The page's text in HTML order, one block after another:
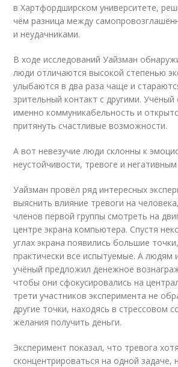
в Хартфордширском университете,
чём разница между
и неудачниками.
В ходе исследований Уайзман
люди отличаются высокой степенью
улыбаются в два раза чаще и
зрительный контакт с другими. Учёный
именно коммуникабельность и
притянуть счастливые возможности.
А вот невезучие люди склонны к
неустойчивости, тревоге и
Уайзман провёл ряд интересных
выяснить влияние тревоги на
членов первой группы смотреть на
центре экрана компьютера. Спустя
углах экрана появились большие
практически все испытуемые. А людям
учёный предложил денежное
чтобы они сфокусировались на
трети участников эксперимента не
другие точки, находясь в стрессовом
желания получить деньги.
Эксперимент показал, что тревога
сконцентрироваться на одной задаче,